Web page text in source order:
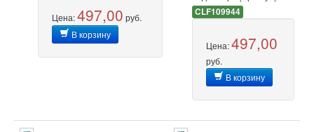
Цена:497,00 руб.
В корзину
CLF109944
Цена:497,00
руб.
В корзину